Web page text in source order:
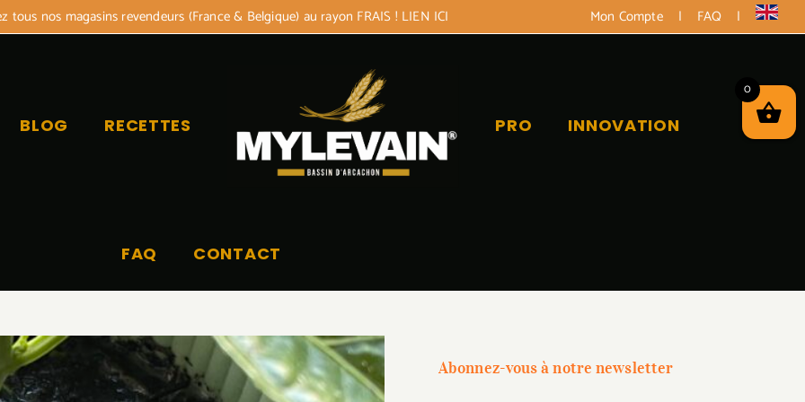
tous nos magasins revendeurs (France & Belgique) au rayon FRAIS ! LIEN ICI Mon Compte| FAQ |
BLOG RECETTES PRO INNOVATION
FAQ CONTACT
Abonnez-vous à notre newsletter
0